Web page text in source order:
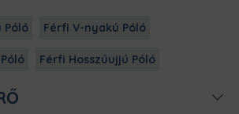
Póló Férfi V-nyakú Póló
Férfi Hosszúujjú Póló